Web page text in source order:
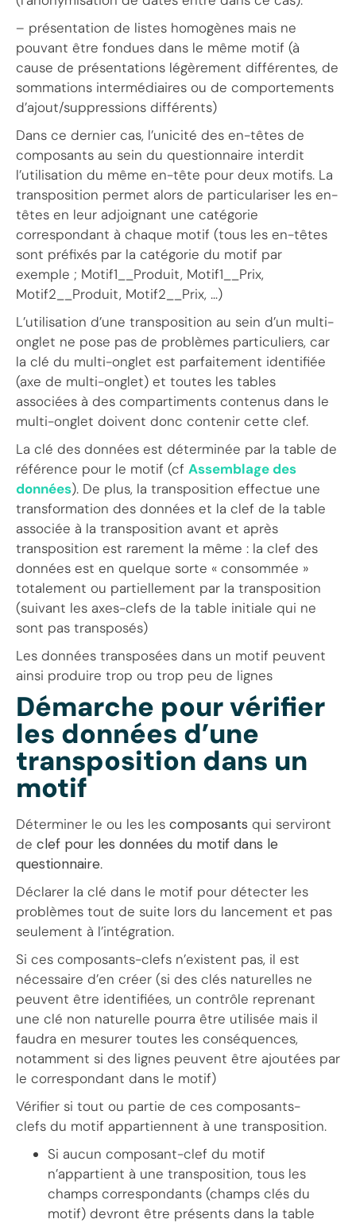
– présentation de listes homogènes mais ne
pouvant être fondues dans le même motif (à
cause de présentations légèrement différentes, de
sommations intermédiaires ou de comportements
d’ajout/suppressions différents)
Dans ce dernier cas, l’unicité des en-têtes de
composants au sein du questionnaire interdit
l’utilisation du même en-tête pour deux motifs. La
transposition permet alors de particulariser les en-
têtes en leur adjoignant une catégorie
correspondant à chaque motif (tous les en-têtes
sont préfixés par la catégorie du motif par
exemple ; Motif1__Produit, Motif1__Prix,
Motif2__Produit, Motif2__Prix, …)
L’utilisation d’une transposition au sein d’un multi-
onglet ne pose pas de problèmes particuliers, car
la clé du multi-onglet est parfaitement identifiée
(axe de multi-onglet) et toutes les tables
associées à des compartiments contenus dans le
multi-onglet doivent donc contenir cette clef.
La clé des données est déterminée par la table de
référence pour le motif (cf Assemblage des
données). De plus, la transposition effectue une
transformation des données et la clef de la table
associée à la transposition avant et après
transposition est rarement la même : la clef des
données est en quelque sorte « consommée »
totalement ou partiellement par la transposition
(suivant les axes-clefs de la table initiale qui ne
sont pas transposés)
Les données transposées dans un motif peuvent
ainsi produire trop ou trop peu de lignes
Démarche pour vérifier
les données d’une
transposition dans un
motif
Déterminer le ou les les composants qui serviront
de clef pour les données du motif dans le
questionnaire.
Déclarer la clé dans le motif pour détecter les
problèmes tout de suite lors du lancement et pas
seulement à l’intégration.
Si ces composants-clefs n’existent pas, il est
nécessaire d’en créer (si des clés naturelles ne
peuvent être identifiées, un contrôle reprenant
une clé non naturelle pourra être utilisée mais il
faudra en mesurer toutes les conséquences,
notamment si des lignes peuvent être ajoutées par
le correspondant dans le motif)
Vérifier si tout ou partie de ces composants-
clefs du motif appartiennent à une transposition.
Si aucun composant-clef du motif
n’appartient à une transposition, tous les
champs correspondants (champs clés du
motif) devront être présents dans la table